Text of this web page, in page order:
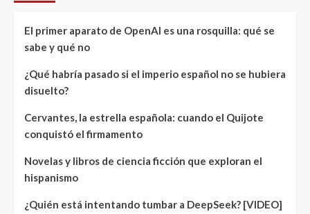
El primer aparato de OpenAI es una rosquilla: qué se
sabe y qué no
¿Qué habría pasado si el imperio español no se hubiera
disuelto?
Cervantes, la estrella española: cuando el Quijote
conquistó el firmamento
Novelas y libros de ciencia ficción que exploran el
hispanismo
¿Quién está intentando tumbar a DeepSeek? [VIDEO]